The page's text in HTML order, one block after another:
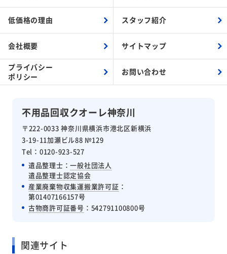
不用品回収クオーレ神奈川
〒222-0033 神奈川県横浜市港北区新横浜
3-19-11加瀬ビル88 №129
Tel：0120-923-527
遺品整理士：一般社団法人
遺品整理士認定協会
産業廃棄物収集運搬業許可証 ：
第01407166157号
古物商許可証番号 ：542791100800号
低価格の理由 スタッフ紹介
会社概要 サイトマップ
プライバシー
ポリシー
お問い合わせ
関連サイト